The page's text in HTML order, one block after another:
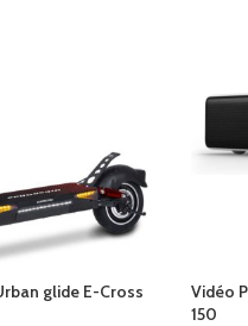
glide E-Cross
Vidéo
150